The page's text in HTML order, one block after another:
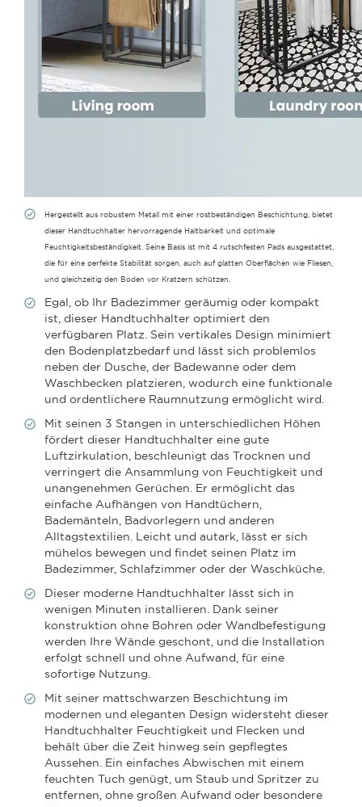
Hergestellt aus robustem Metall mit einer rostbeständigen Beschichtung, bietet
dieser Handtuchhalter hervorragende Haltbarkeit und optimale
Feuchtigkeitsbeständigkeit. Seine Basis ist mit 4 rutschfesten Pads ausgestattet,
die für eine perfekte Stabilität sorgen, auch auf glatten Oberflächen wie Fliesen,
und gleichzeitig den Boden vor Kratzern schützen.
Egal, ob Ihr Badezimmer geräumig oder kompakt
ist, dieser Handtuchhalter optimiert den
verfügbaren Platz. Sein vertikales Design minimiert
den Bodenplatzbedarf und lässt sich problemlos
neben der Dusche, der Badewanne oder dem
Waschbecken platzieren, wodurch eine funktionale
und ordentlichere Raumnutzung ermöglicht wird.
Mit seinen 3 Stangen in unterschiedlichen Höhen
fördert dieser Handtuchhalter eine gute
Luftzirkulation, beschleunigt das Trocknen und
verringert die Ansammlung von Feuchtigkeit und
unangenehmen Gerüchen. Er ermöglicht das
einfache Aufhängen von Handtüchern,
Bademänteln, Badvorlegern und anderen
Alltagstextilien. Leicht und autark, lässt er sich
mühelos bewegen und findet seinen Platz im
Badezimmer, Schlafzimmer oder der Waschküche.
Dieser moderne Handtuchhalter lässt sich in
wenigen Minuten installieren. Dank seiner
konstruktion ohne Bohren oder Wandbefestigung
werden Ihre Wände geschont, und die Installation
erfolgt schnell und ohne Aufwand, für eine
sofortige Nutzung.
Mit seiner mattschwarzen Beschichtung im
modernen und eleganten Design widersteht dieser
Handtuchhalter Feuchtigkeit und Flecken und
behält über die Zeit hinweg sein gepflegtes
Aussehen. Ein einfaches Abwischen mit einem
feuchten Tuch genügt, um Staub und Spritzer zu
entfernen, ohne großen Aufwand oder besondere